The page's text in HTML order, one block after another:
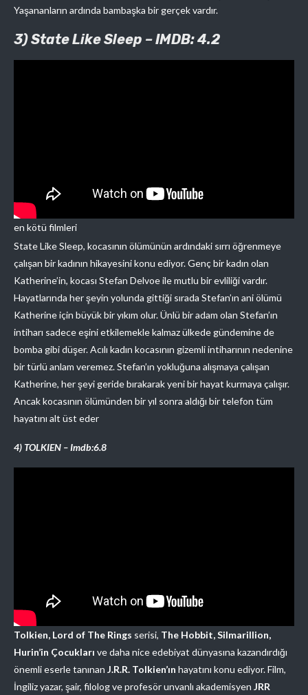
Yaşananların ardında bambaşka bir gerçek vardır.
3) State Like Sleep – IMDB: 4.2
en kötü filmleri
State Like Sleep, kocasının ölümünün ardındaki sırrı öğrenmeye
çalışan bir kadının hikayesini konu ediyor. Genç bir kadın olan
Katherine’in, kocası Stefan Delvoe ile mutlu bir evliliği vardır.
Hayatlarında her şeyin yolunda gittiği sırada Stefan’ın ani ölümü
Katherine için büyük bir yıkım olur. Ünlü bir adam olan Stefan’ın
intiharı sadece eşini etkilemekle kalmaz ülkede gündemine de
bomba gibi düşer. Acılı kadın kocasının gizemli intiharının nedenine
bir türlü anlam veremez. Stefan’ın yokluğuna alışmaya çalışan
Katherine, her şeyi geride bırakarak yeni bir hayat kurmaya çalışır.
Ancak kocasının ölümünden bir yıl sonra aldığı bir telefon tüm
hayatını alt üst eder
4) TOLKIEN – Imdb:6.8
Tolkien, Lord of The Rings serisi, The Hobbit, Silmarillion,
Hurin’in Çocukları ve daha nice edebiyat dünyasına kazandırdığı
önemli eserle tanınan J.R.R. Tolkien’ın hayatını konu ediyor. Film,
İngiliz yazar, şair, filolog ve profesör unvanlı akademisyen JRR